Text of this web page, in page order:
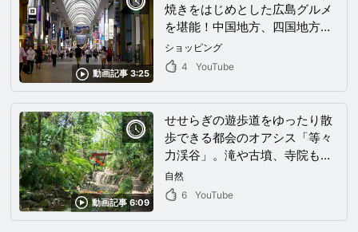
動画記事 3:25
焼きをはじめとした広島グルメ
を堪能！中国地方、四国地方最
大の商店街をぶらっとお散歩気
分。
ショッピング
4
YouTube
動画記事 6:09
せせらぎの遊歩道をゆったり散
歩できる都会のオアシス「等々
力渓谷」。滝や古墳、寺院も楽
しめる大都会東京都世田谷区の
癒しスポットに訪れる！
自然
6
YouTube